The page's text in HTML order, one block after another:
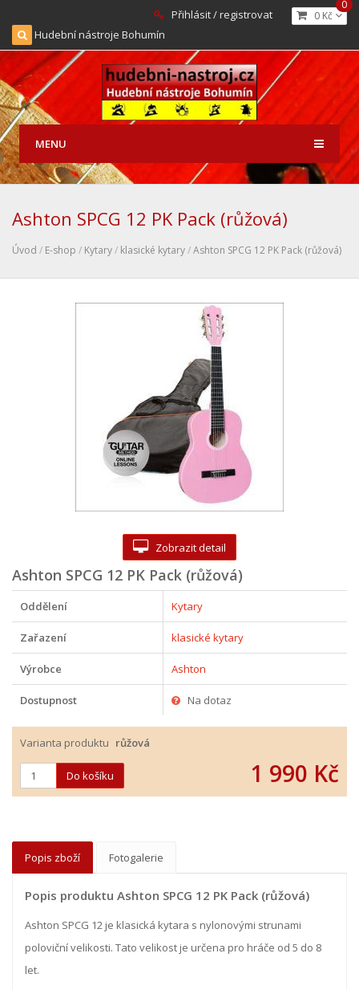
0 Kč
0
Přihlásit / registrovat
Hudební nástroje Bohumín
MENU
Ashton SPCG 12 PK Pack (růžová)
Úvod / E-shop / Kytary/ klasické kytary/Ashton SPCG 12 PK Pack (růžová)
Zobrazit detail
Ashton SPCG 12 PK Pack (růžová)
Oddělení Kytary
Zařazení klasické kytary
Výrobce Ashton
Dostupnost Na dotaz
Varianta produktu růžová
1 990 Kč
Popis zboží Fotogalerie
Popis produktu Ashton SPCG 12 PK Pack (růžová)
Ashton SPCG 12 je klasická kytara s nylonovými strunami
poloviční velikosti. Tato velikost je určena pro hráče od 5 do 8
let.